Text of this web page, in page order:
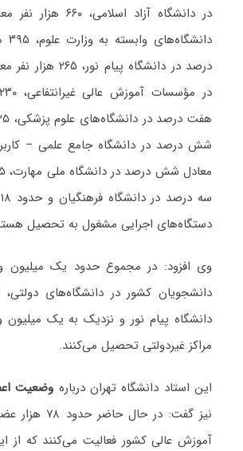
درصد در دانشگاه
دستگاه‌های اجرایی مشغول به تحصیل
مراکز غیردولتی تحصیل می‌کنند.
این استاد دانشگاه تهران درباره وضعیت
نیز گفت: در